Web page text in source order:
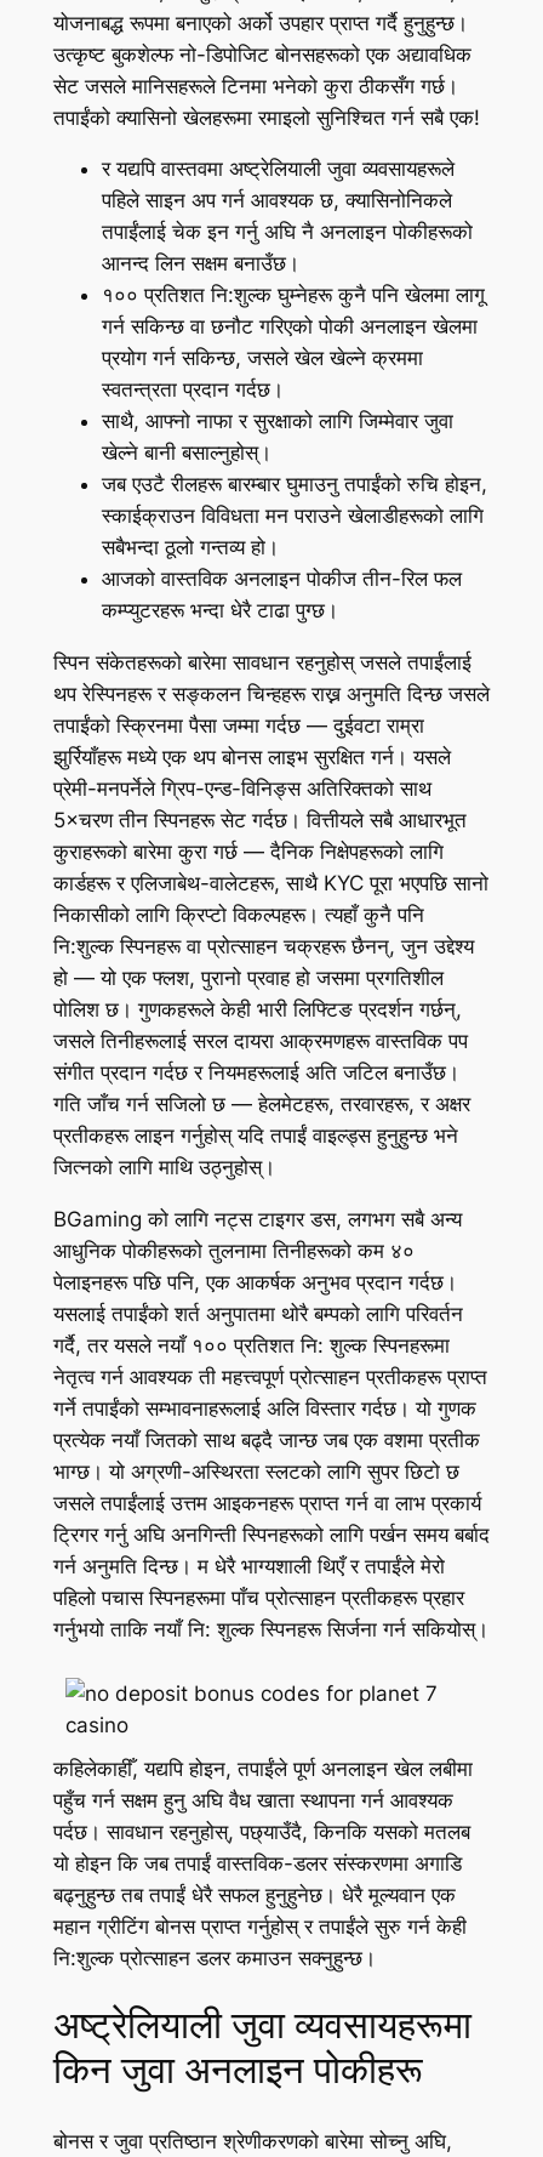
योजनाबद्ध रूपमा बनाएको अर्को उपहार प्राप्त गर्दै हुनुहुन्छ।
उत्कृष्ट बुकशेल्फ नो-डिपोजिट बोनसहरूको एक अद्यावधिक
सेट जसले मानिसहरूले टिनमा भनेको कुरा ठीकसँग गर्छ।
तपाईंको क्यासिनो खेलहरूमा रमाइलो सुनिश्चित गर्न सबै एक!
र यद्यपि वास्तवमा अष्ट्रेलियाली जुवा व्यवसायहरूले
पहिले साइन अप गर्न आवश्यक छ, क्यासिनोनिकले
तपाईंलाई चेक इन गर्नु अघि नै अनलाइन पोकीहरूको
आनन्द लिन सक्षम बनाउँछ।
१०० प्रतिशत नि:शुल्क घुम्नेहरू कुनै पनि खेलमा लागू
गर्न सकिन्छ वा छनौट गरिएको पोकी अनलाइन खेलमा
प्रयोग गर्न सकिन्छ, जसले खेल खेल्ने क्रममा
स्वतन्त्रता प्रदान गर्दछ।
साथै, आफ्नो नाफा र सुरक्षाको लागि जिम्मेवार जुवा
खेल्ने बानी बसाल्नुहोस्।
जब एउटै रीलहरू बारम्बार घुमाउनु तपाईंको रुचि होइन,
स्काईक्राउन विविधता मन पराउने खेलाडीहरूको लागि
सबैभन्दा ठूलो गन्तव्य हो।
आजको वास्तविक अनलाइन पोकीज तीन-रिल फल
कम्प्युटरहरू भन्दा धेरै टाढा पुग्छ।
स्पिन संकेतहरूको बारेमा सावधान रहनुहोस् जसले तपाईंलाई
थप रेस्पिनहरू र सङ्कलन चिन्हहरू राख्न अनुमति दिन्छ जसले
तपाईंको स्क्रिनमा पैसा जम्मा गर्दछ — दुईवटा राम्रा
झुर्रियाँहरू मध्ये एक थप बोनस लाइभ सुरक्षित गर्न। यसले
प्रेमी-मनपर्नेले ग्रिप-एन्ड-विनिङ्स अतिरिक्तको साथ
5×चरण तीन स्पिनहरू सेट गर्दछ। वित्तीयले सबै आधारभूत
कुराहरूको बारेमा कुरा गर्छ — दैनिक निक्षेपहरूको लागि
कार्डहरू र एलिजाबेथ-वालेटहरू, साथै KYC पूरा भएपछि सानो
निकासीको लागि क्रिप्टो विकल्पहरू। त्यहाँ कुनै पनि
नि:शुल्क स्पिनहरू वा प्रोत्साहन चक्रहरू छैनन्, जुन उद्देश्य
हो — यो एक फ्लश, पुरानो प्रवाह हो जसमा प्रगतिशील
पोलिश छ। गुणकहरूले केही भारी लिफ्टिङ प्रदर्शन गर्छन्,
जसले तिनीहरूलाई सरल दायरा आक्रमणहरू वास्तविक पप
संगीत प्रदान गर्दछ र नियमहरूलाई अति जटिल बनाउँछ।
गति जाँच गर्न सजिलो छ — हेलमेटहरू, तरवारहरू, र अक्षर
प्रतीकहरू लाइन गर्नुहोस् यदि तपाईं वाइल्ड्स हुनुहुन्छ भने
जित्नको लागि माथि उठ्नुहोस्।
BGaming को लागि नट्स टाइगर डस, लगभग सबै अन्य
आधुनिक पोकीहरूको तुलनामा तिनीहरूको कम ४०
पेलाइनहरू पछि पनि, एक आकर्षक अनुभव प्रदान गर्दछ।
यसलाई तपाईंको शर्त अनुपातमा थोरै बम्पको लागि परिवर्तन
गर्दै, तर यसले नयाँ १०० प्रतिशत नि: शुल्क स्पिनहरूमा
नेतृत्व गर्न आवश्यक ती महत्त्वपूर्ण प्रोत्साहन प्रतीकहरू प्राप्त
गर्ने तपाईंको सम्भावनाहरूलाई अलि विस्तार गर्दछ। यो गुणक
प्रत्येक नयाँ जितको साथ बढ्दै जान्छ जब एक वशमा प्रतीक
भाग्छ। यो अग्रणी-अस्थिरता स्लटको लागि सुपर छिटो छ
जसले तपाईंलाई उत्तम आइकनहरू प्राप्त गर्न वा लाभ प्रकार्य
ट्रिगर गर्नु अघि अनगिन्ती स्पिनहरूको लागि पर्खन समय बर्बाद
गर्न अनुमति दिन्छ। म धेरै भाग्यशाली थिएँ र तपाईंले मेरो
पहिलो पचास स्पिनहरूमा पाँच प्रोत्साहन प्रतीकहरू प्रहार
गर्नुभयो ताकि नयाँ नि: शुल्क स्पिनहरू सिर्जना गर्न सकियोस्।
कहिलेकाहीँ, यद्यपि होइन, तपाईंले पूर्ण अनलाइन खेल लबीमा
पहुँच गर्न सक्षम हुनु अघि वैध खाता स्थापना गर्न आवश्यक
पर्दछ। सावधान रहनुहोस्, पछ्याउँदै, किनकि यसको मतलब
यो होइन कि जब तपाईं वास्तविक-डलर संस्करणमा अगाडि
बढ्नुहुन्छ तब तपाईं धेरै सफल हुनुहुनेछ। धेरै मूल्यवान एक
महान ग्रीटिंग बोनस प्राप्त गर्नुहोस् र तपाईंले सुरु गर्न केही
नि:शुल्क प्रोत्साहन डलर कमाउन सक्नुहुन्छ।
अष्ट्रेलियाली जुवा व्यवसायहरूमा
किन जुवा अनलाइन पोकीहरू
बोनस र जुवा प्रतिष्ठान श्रेणीकरणको बारेमा सोच्नु अघि,